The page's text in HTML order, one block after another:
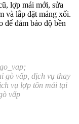
lợp mái mới, sửa
và lắp đặt máng xối.
để đảm bảo độ bền
gò vấp, dịch vụ thay
vụ lợp tôn mái tại
vấp